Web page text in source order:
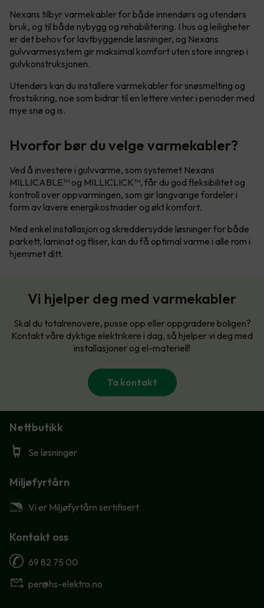
Nexans tilbyr varmekabler for både innendørs og utendørs
bruk, og til både nybygg og rehabilitering. I hus og leiligheter
er det behov for lavtbyggende løsninger, og Nexans
gulvvarmesystem gir maksimal komfort uten store inngrep i
gulvkonstruksjonen.
Utendørs kan du installere varmekabler for snøsmelting og
frostsikring, noe som bidrar til en lettere vinter i perioder med
mye snø og is.
Hvorfor bør du velge varmekabler?
Ved å investere i gulvvarme, som systemet Nexans
MILLICABLE™ og MILLICLICK™, får du god fleksibilitet og
kontroll over oppvarmingen, som gir langvarige fordeler i
form av lavere energikostnader og økt komfort.
Med enkel installasjon og skreddersydde løsninger for både
parkett, laminat og fliser, kan du få optimal varme i alle rom i
hjemmet ditt.
Vi hjelper deg med varmekabler
Skal du totalrenovere, pusse opp eller oppgradere boligen?
Kontakt våre dyktige elektrikere i dag, så hjelper vi deg med
installasjoner og el-materiell!
Ta kontakt
Nettbutikk
Se løsninger
Miljøfyrtårn
Vi er Miljøfyrtårn sertifisert
Kontakt oss
69 82 75 00
per@hs-elektro.no